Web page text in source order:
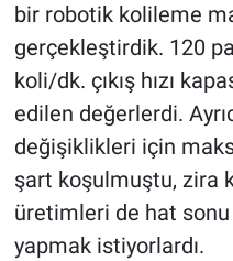
bir robotik kolileme
gerçekleştirdik. 120
koli/dk. çıkış hızı
edilen değerlerdi.
değişiklikleri için
şart koşulmuştu, zira
üretimleri de hat
yapmak istiyorlardı.